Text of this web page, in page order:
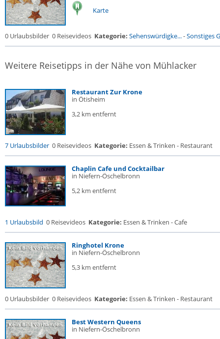
Karte
0 Urlaubsbilder 0 Reisevideos Kategorie: Sehenswürdigke...-Sonstiges
Weitere Reisetipps in der Nähe von Mühlacker
Restaurant Zur Krone
in Ötisheim
3,2 km entfernt
7 Urlaubsbilder 0 Reisevideos Kategorie: Essen & Trinken - Restaurant
Chaplin Cafe und Cocktailbar
in Niefern-Öschelbronn
5,2 km entfernt
1 Urlaubsbild 0 Reisevideos Kategorie: Essen & Trinken - Cafe
Ringhotel Krone
in Niefern-Öschelbronn
5,3 km entfernt
0 Urlaubsbilder 0 Reisevideos Kategorie: Essen & Trinken - Restaurant
Best Western Queens
in Niefern-Öschelbronn